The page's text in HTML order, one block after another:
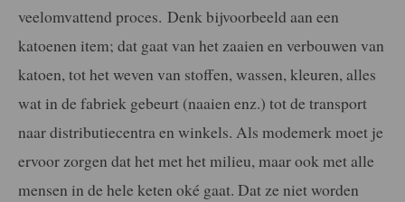
veelomvattend proces. Denk bijvoorbeeld aan een
katoenen item; dat gaat van het zaaien en verbouwen van
katoen, tot het weven van stoffen, wassen, kleuren, alles
wat in de fabriek gebeurt (naaien enz.) tot de transport
naar distributiecentra en winkels. Als modemerk moet je
ervoor zorgen dat het met het milieu, maar ook met alle
mensen in de hele keten oké gaat. Dat ze niet worden